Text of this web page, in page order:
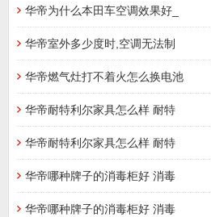
华帝为什么本田车空调效果好_
华帝室外多少度时,空调无法制
华帝燃气灶打不着火怎么换电池
华帝耐特利尔家具怎么样 耐特
华帝耐特利尔家具怎么样 耐特
华帝哪种牌子的消毒柜好 消毒
华帝哪种牌子的消毒柜好 消毒